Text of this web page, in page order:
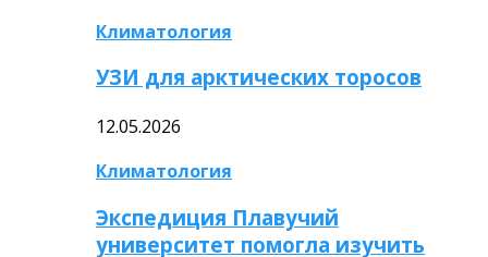
Климатология
УЗИ для арктических торосов
12.05.2026
Климатология
Экспедиция Плавучий
университет помогла изучить